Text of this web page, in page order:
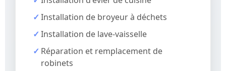
Installation de broyeur à déchets
Installation de lave-vaisselle
Réparation et remplacement de
robinets